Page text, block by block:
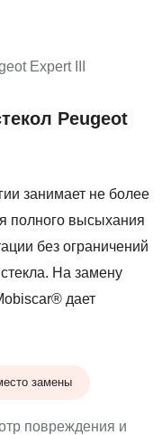
Peugeot
занимает не более
полного высыхания
без ограничений
На замену
дает
замены
повреждения и